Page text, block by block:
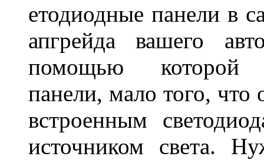
етодиодные панели в
апгрейда вашего
помощью
панели, мало того, что
встроенным
источником света.